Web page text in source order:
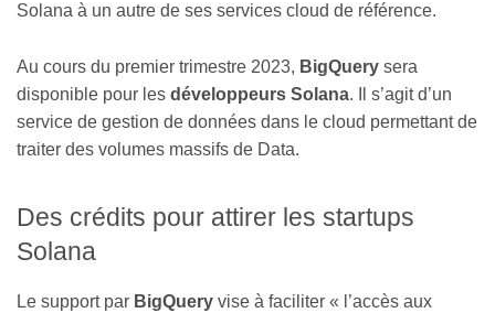
Solana à un autre de ses services cloud de référence.
Au cours du premier trimestre 2023, BigQuery sera
disponible pour les développeurs Solana. Il s’agit d’un
service de gestion de données dans le cloud permettant de
traiter des volumes massifs de Data.
Des crédits pour attirer les startups
Solana
Le support par BigQuery vise à faciliter « l’accès aux